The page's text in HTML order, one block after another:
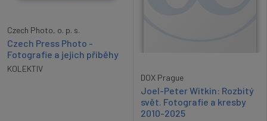
Czech Photo, o. p. s.
Czech Press Photo -
Fotografie a jejich příběhy
KOLEKTIV
DOX Prague
Joel-Peter Witkin: Rozbitý
svět. Fotografie a kresby
2010-2025